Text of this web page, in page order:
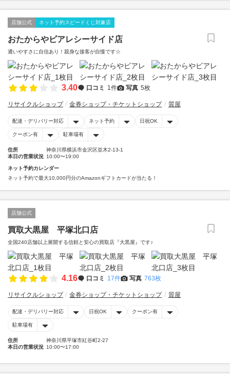
店舗公式 ネット予約スピードくじ対象店
おたからやビアレシーサイド店
通いやすさに自信あり！親身な接客が自慢です☆
3.40 口コミ 1件 写真 5枚
リサイクルショップ 金券ショップ・チケットショップ 質屋
配達・デリバリー対応 ネット予約 日祝OK
クーポン有 駐車場有
住所
神奈川県横浜市金沢区並木2-13-1
本日の営業状況 10:00〜19:00
ネット予約カレンダー
ネット予約で最大10,000円分のAmazonギフトカードが当たる！
店舗公式
買取大黒屋 平塚北口店
全国240店舗以上展開する信頼と安心の買取店『大黒屋』です♪
4.16 口コミ 17件 写真 763枚
リサイクルショップ 金券ショップ・チケットショップ 質屋
配達・デリバリー対応 日祝OK クーポン有
駐車場有
住所
神奈川県平塚市紅谷町2-27
本日の営業状況 10:00〜17:00